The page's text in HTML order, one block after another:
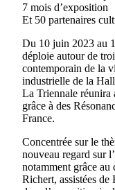
7 mois d’exposition
Et 50 partenaires
Du 10 juin 2023 au
déploie autour de
contemporain de la
industrielle de la
La Triennale réunira
grâce à des
France.
Concentrée sur le
nouveau regard sur
notamment grâce
Richert, assistées